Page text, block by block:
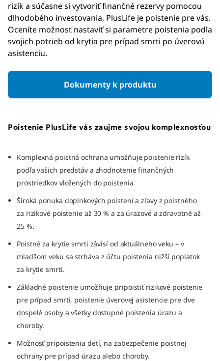
rizík a súčasne si vytvoriť finančné rezervy pomocou
dlhodobého investovania, PlusLife je poistenie pre vás.
Oceníte možnosť nastaviť si parametre poistenia podľa
svojich potrieb od krytia pre prípad smrti po úverovú
asistenciu.
Dokumenty k produktu
Poistenie PlusLife vás zaujme svojou komplexnosťou
Komplexná poistná ochrana umožňuje poistenie rizík
podľa vašich predstáv a zhodnotenie finančných
prostriedkov vložených do poistenia.
Široká ponuka doplnkových poistení a zľavy z poistného
za rizikové poistenie až 30 % a za úrazové a zdravotné až
25 %.
Poistné za krytie smrti závisí od aktuálneho veku – v
mladšom veku sa strháva z účtu poistenia nižší poplatok
za krytie smrti.
Základné poistenie umožňuje pripoistiť rizikové poistenie
pre prípad smrti, poistenie úverovej asistencie pre dve
dospelé osoby a všetky dostupné poistenia úrazu a
choroby.
Možnosť pripoistenia detí, na zabezpečenie poistnej
ochrany pre prípad úrazu alebo choroby.